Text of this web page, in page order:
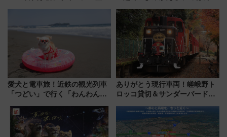
敬の名作写真も、駅弁フェスも
同時開催！
愛犬と電車旅！近鉄の観光列車
「つどい」で行く「わんわん列
める日帰りツアー
ありがとう現行車両！嵯峨野ト
ロッコ貸切＆サンダーバードレ
斉藤雪乃＆福原トシヒロと行
く！9月13日「京都の鉄道満喫
ツアー」開催